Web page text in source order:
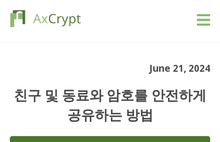
저희 상품
June 21, 2024
친구 및 동료와 암호를 안전하게
공유하는 방법